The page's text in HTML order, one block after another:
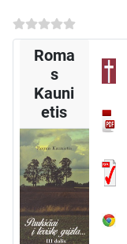
Roma
s
Kauni
etis